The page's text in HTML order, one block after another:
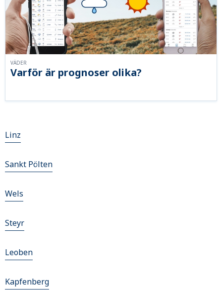
Varför är prognoser olika?
VÄDER
Linz
Sankt Pölten
Wels
Steyr
Leoben
Kapfenberg